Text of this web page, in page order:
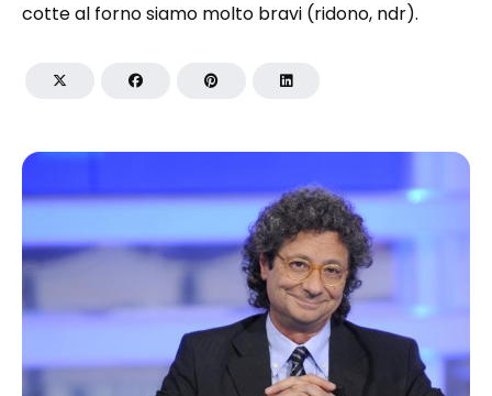
cotte al forno siamo molto bravi (ridono, ndr).